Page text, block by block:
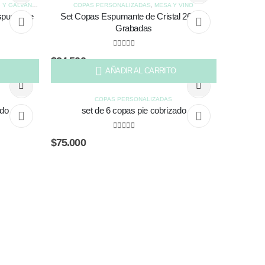
GALVANOS COPAS PERSONALIZADAS, MESA Y VINO
Set Copas Espumante de Cristal 260 ml
Grabadas
$24.500
AÑADIR AL CARRITO
COPAS PERSONALIZADAS
set de 6 copas pie cobrizado
$75.000